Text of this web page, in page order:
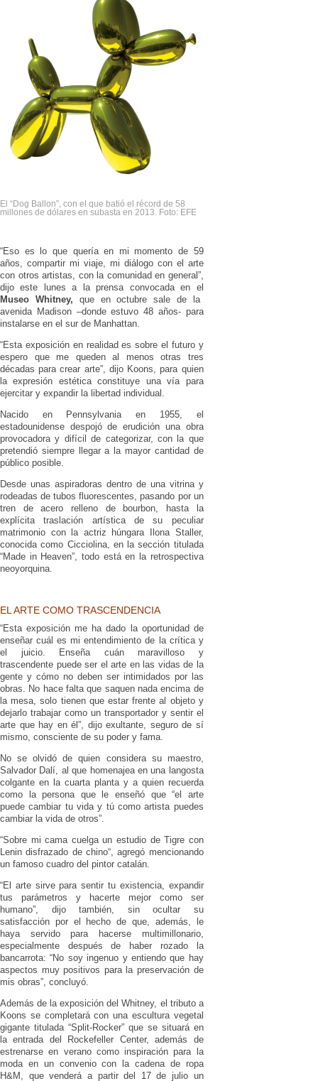
El “Dog Ballon”, con el que batió el récord de 58
millones de dólares en subasta en 2013. Foto: EFE
“Eso es lo que quería en mi momento de 59
años, compartir mi viaje, mi diálogo con el arte
con otros artistas, con la comunidad en general”,
dijo este lunes a la prensa convocada en el
Museo Whitney, que en octubre sale de la
avenida Madison –donde estuvo 48 años- para
instalarse en el sur de Manhattan.
“Esta exposición en realidad es sobre el futuro y
espero que me queden al menos otras tres
décadas para crear arte”, dijo Koons, para quien
la expresión estética constituye una vía para
ejercitar y expandir la libertad individual.
Nacido en Pennsylvania en 1955, el
estadounidense despojó de erudición una obra
provocadora y difícil de categorizar, con la que
pretendió siempre llegar a la mayor cantidad de
público posible.
Desde unas aspiradoras dentro de una vitrina y
rodeadas de tubos fluorescentes, pasando por un
tren de acero relleno de bourbon, hasta la
explícita traslación artística de su peculiar
matrimonio con la actriz húngara Ilona Staller,
conocida como Cicciolina, en la sección titulada
“Made in Heaven”, todo está en la retrospectiva
neoyorquina.
EL ARTE COMO TRASCENDENCIA
“Esta exposición me ha dado la oportunidad de
enseñar cuál es mi entendimiento de la crítica y
el juicio. Enseña cuán maravilloso y
trascendente puede ser el arte en las vidas de la
gente y cómo no deben ser intimidados por las
obras. No hace falta que saquen nada encima de
la mesa, solo tienen que estar frente al objeto y
dejarlo trabajar como un transportador y sentir el
arte que hay en él”, dijo exultante, seguro de sí
mismo, consciente de su poder y fama.
No se olvidó de quien considera su maestro,
Salvador Dalí, al que homenajea en una langosta
colgante en la cuarta planta y a quien recuerda
como la persona que le enseñó que “el arte
puede cambiar tu vida y tú como artista puedes
cambiar la vida de otros”.
“Sobre mi cama cuelga un estudio de Tigre con
Lenin disfrazado de chino“, agregó mencionando
un famoso cuadro del pintor catalán.
“El arte sirve para sentir tu existencia, expandir
tus parámetros y hacerte mejor como ser
humano”, dijo también, sin ocultar su
satisfacción por el hecho de que, además, le
haya servido para hacerse multimillonario,
especialmente después de haber rozado la
bancarrota: “No soy ingenuo y entiendo que hay
aspectos muy positivos para la preservación de
mis obras”, concluyó.
Además de la exposición del Whitney, el tributo a
Koons se completará con una escultura vegetal
gigante titulada “Split-Rocker” que se situará en
la entrada del Rockefeller Center, además de
estrenarse en verano como inspiración para la
moda en un convenio con la cadena de ropa
H&M, que venderá a partir del 17 de julio un